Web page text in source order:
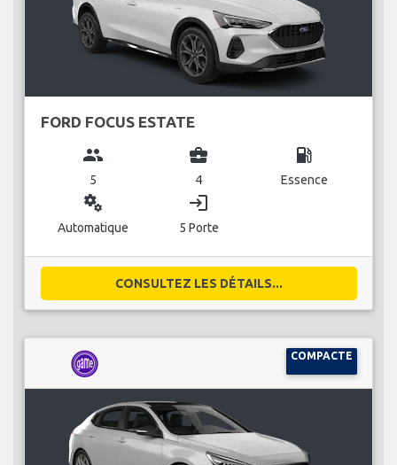
FORD FOCUS ESTATE
group
5
business_center
4
local_gas_station
Essence
miscellaneous_services
Automatique
login
5 Porte
CONSULTEZ LES DÉTAILS...
COMPACTE